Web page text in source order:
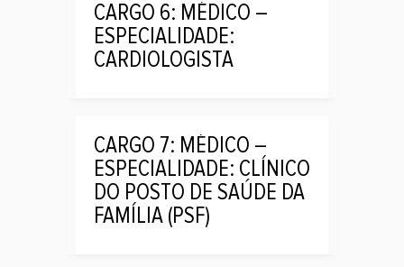
CARGO 6: MÉDICO –
ESPECIALIDADE:
CARDIOLOGISTA
CARGO 7: MÉDICO –
ESPECIALIDADE: CLÍNICO
DO POSTO DE SAÚDE DA
FAMÍLIA (PSF)